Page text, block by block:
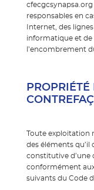
responsables en
Internet, des
informatique et
l’encombrement
Toute exploitation
des éléments
constitutive d’une
conformément
suivants du Code